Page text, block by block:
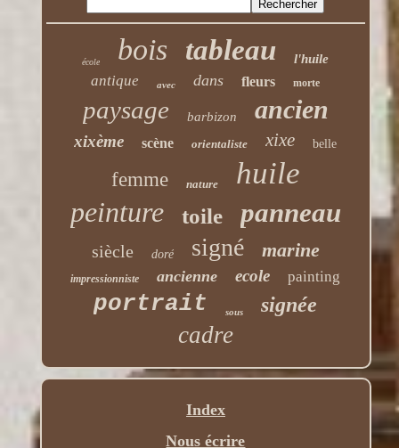
école bois tableau l'huile
antique avec dans fleurs morte
paysage barbizon ancien
xixème scène orientaliste xixe belle
femme nature huile
peinture toile panneau
siècle doré signé marine
impressionniste ancienne ecole painting
portrait sous signée
cadre
Index
Nous écrire